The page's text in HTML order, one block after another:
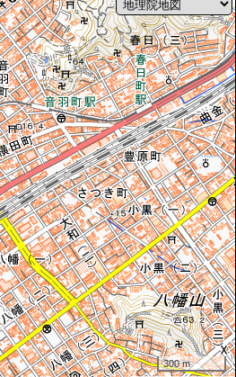
300 m